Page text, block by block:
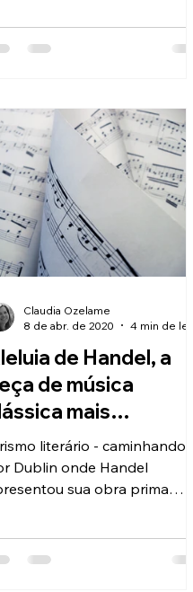
de Handel, a
de música
mais
no mundo e
relação com Dublin
literário - caminhando
Dublin onde Handel
sua obra prima
Claudia Ozelame
8 de abr. de 2020